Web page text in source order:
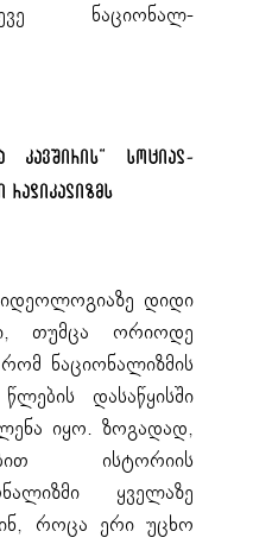
ნაციონალ-
კავშირის“ სოციალ-
რადიკალიზმს
იდეოლოგიაზე დიდი
თუმცა ორიოდე
ნაციონალიზმის
დასაწყისში
იყო. ზოგადად,
ისტორიის
ყველაზე
როცა ერი უცხო